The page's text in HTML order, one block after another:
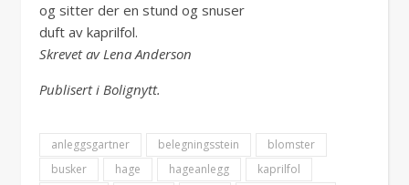
og sitter der en stund og snuser
duft av kaprilfol.
Skrevet av Lena Anderson
Publisert i Bolignytt.
anleggsgartner belegningsstein
blomster
busker
hage hageanlegg
kaprilfol